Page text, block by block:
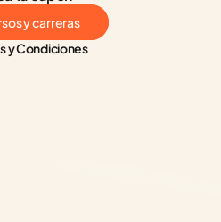
y carreras
y Condiciones